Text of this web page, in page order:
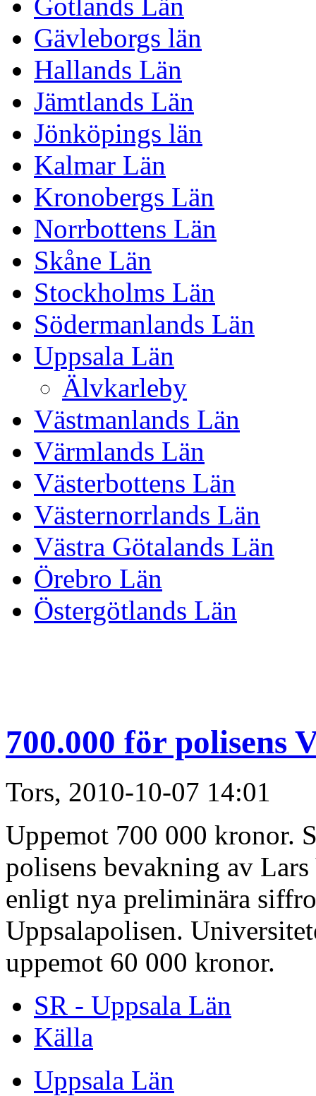
Gotlands Län
Gävleborgs län
Hallands Län
Jämtlands Län
Jönköpings län
Kalmar Län
Kronobergs Län
Norrbottens Län
Skåne Län
Stockholms Län
Södermanlands Län
Uppsala Län
Älvkarleby
Västmanlands Län
Värmlands Län
Västerbottens Län
Västernorrlands Län
Västra Götalands Län
Örebro Län
Östergötlands Län
700.000 för polisens
Tors, 2010-10-07 14:01
Uppemot 700 000 kronor.
polisens bevakning av
enligt nya preliminära
Uppsalapolisen.
uppemot 60 000 kronor.
SR - Uppsala Län
Källa
Uppsala Län